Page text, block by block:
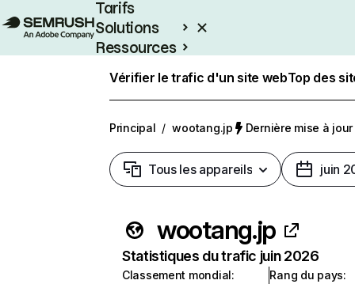
Tarifs
Solutions
Ressources
Vérifier le trafic d'un site webTop des
Principal / wootang.jp Dernière mise à
Tous les appareils juin
wootang.jp
Statistiques du trafic juin 2026
Classement mondial:
Rang du pays: